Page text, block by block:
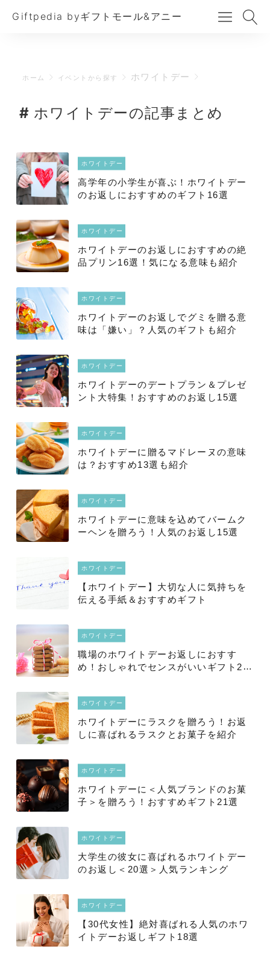
Giftpedia byギフトモール&アニー
ホーム イベントから探す ホワイトデー
ホワイトデーの記事まとめ
ホワイトデー
高学年の小学生が喜ぶ！ホワイトデー
のお返しにおすすめのギフト16選
ホワイトデー
ホワイトデーのお返しにおすすめの絶
品プリン16選！気になる意味も紹介
ホワイトデー
ホワイトデーのお返しでグミを贈る意
味は「嫌い」？人気のギフトも紹介
ホワイトデー
ホワイトデーのデートプラン＆プレゼ
ント大特集！おすすめのお返し15選
ホワイトデー
ホワイトデーに贈るマドレーヌの意味
は？おすすめ13選も紹介
ホワイトデー
ホワイトデーに意味を込めてバームク
ーヘンを贈ろう！人気のお返し15選
ホワイトデー
【ホワイトデー】大切な人に気持ちを
伝える手紙＆おすすめギフト
ホワイトデー
職場のホワイトデーお返しにおすす
め！おしゃれでセンスがいいギフト20
ホワイトデー
ホワイトデーにラスクを贈ろう！お返
しに喜ばれるラスクとお菓子を紹介
ホワイトデー
ホワイトデーに＜人気ブランドのお菓
子＞を贈ろう！おすすめギフト21選
ホワイトデー
大学生の彼女に喜ばれるホワイトデー
のお返し＜20選＞人気ランキング
ホワイトデー
【30代女性】絶対喜ばれる人気のホワ
イトデーお返しギフト18選